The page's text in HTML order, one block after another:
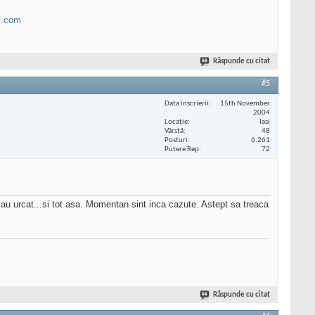
Răspunde cu citat
#5
Data înscrierii
15th November
2004
Locaţie
Iasi
Vârstă
48
Posturi
6.261
Putere Rep
72
urcat...si tot asa. Momentan sint inca cazute. Astept sa treaca
Răspunde cu citat